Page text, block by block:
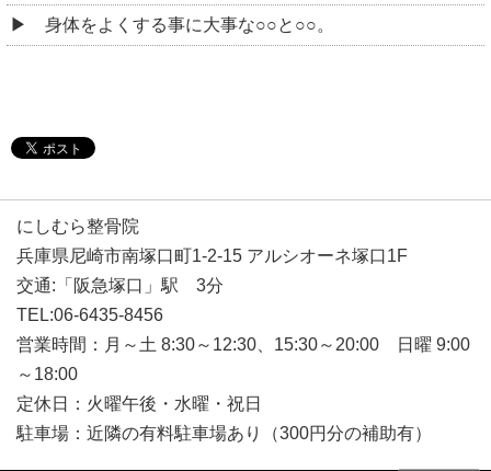
身体をよくする事に大事な○○と○○。
にしむら整骨院
兵庫県尼崎市南塚口町1-2-15 アルシオーネ塚口1F
交通:「阪急塚口」駅 3分
TEL:06-6435-8456
営業時間：月～土 8:30～12:30、15:30～20:00 日曜 9:00
～18:00
定休日：火曜午後・水曜・祝日
駐車場：近隣の有料駐車場あり（300円分の補助有）